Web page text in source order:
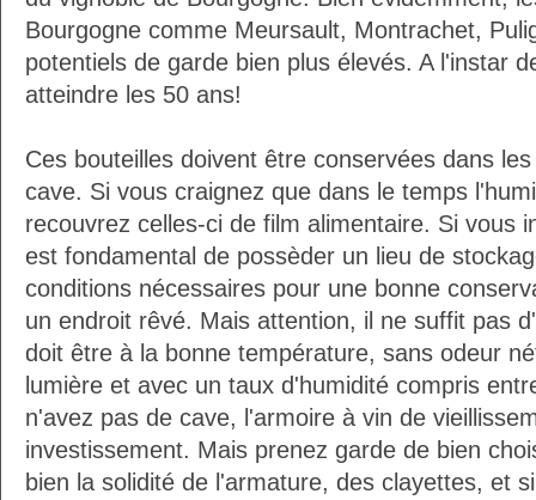
Bourgogne comme Meursault, Montrachet,
potentiels de garde bien plus élevés. A l'instar
atteindre les 50 ans!
Ces bouteilles doivent être conservées dans
cave. Si vous craignez que dans le temps
recouvrez celles-ci de film alimentaire. Si vous
est fondamental de possèder un lieu de
conditions nécessaires pour une bonne
un endroit rêvé. Mais attention, il ne suffit pas
doit être à la bonne température, sans odeur
lumière et avec un taux d'humidité compris
n'avez pas de cave, l'armoire à vin de
investissement. Mais prenez garde de bien
bien la solidité de l'armature, des clayettes, et